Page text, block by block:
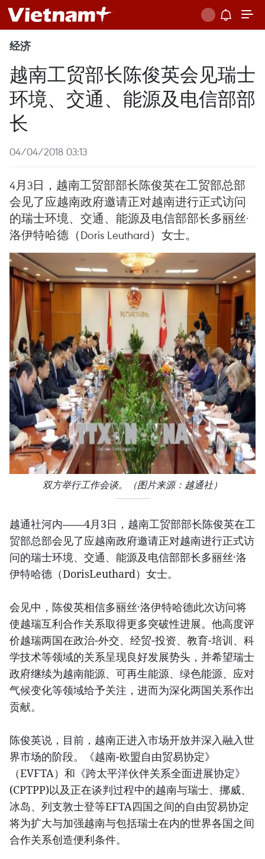
经济
越南工贸部长陈俊英会见瑞士
环境、交通、能源及电信部部
长
04/04/2018 03:13
4月3日，越南工贸部部长陈俊英在工贸部总部
会见了应越南政府邀请正对越南进行正式访问
的瑞士环境、交通、能源及电信部部长多丽丝·
洛伊特哈德（Doris Leuthard）女士。
双方举行工作会谈。（图片来源：越通社）
越通社河内——4月3日，越南工贸部部长陈俊英在工
贸部总部会见了应越南政府邀请正对越南进行正式访
问的瑞士环境、交通、能源及电信部部长多丽丝·洛
伊特哈德（DorisLeuthard）女士。
会见中，陈俊英相信多丽丝·洛伊特哈德此次访问将
使越瑞互利合作关系取得更多突破性进展。他高度评
价越瑞两国在政治-外交、经贸-投资、教育-培训、科
学技术等领域的关系呈现良好发展势头，并希望瑞士
政府继续为越南能源、可再生能源、绿色能源、应对
气候变化等领域给予关注，进而为深化两国关系作出
贡献。
陈俊英说，目前，越南正进入市场开放并深入融入世
界市场的阶段。《越南-欧盟自由贸易协定》
（EVFTA）和《跨太平洋伙伴关系全面进展协定》
(CPTPP)以及正在谈判过程中的越南与瑞士、挪威、
冰岛、列支敦士登等EFTA四国之间的自由贸易协定
将为扩大与加强越南与包括瑞士在内的世界各国之间
合作关系创造便利条件。